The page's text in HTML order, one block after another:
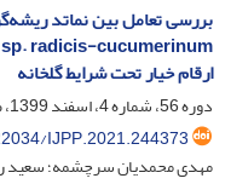
ارقام خیار تحت شرایط گلخانه
دوره 56، شماره 4، اسفند 1399، صفحه
IJPP.2021.244373
مهدی محمدیان سرچشمه؛ سعید